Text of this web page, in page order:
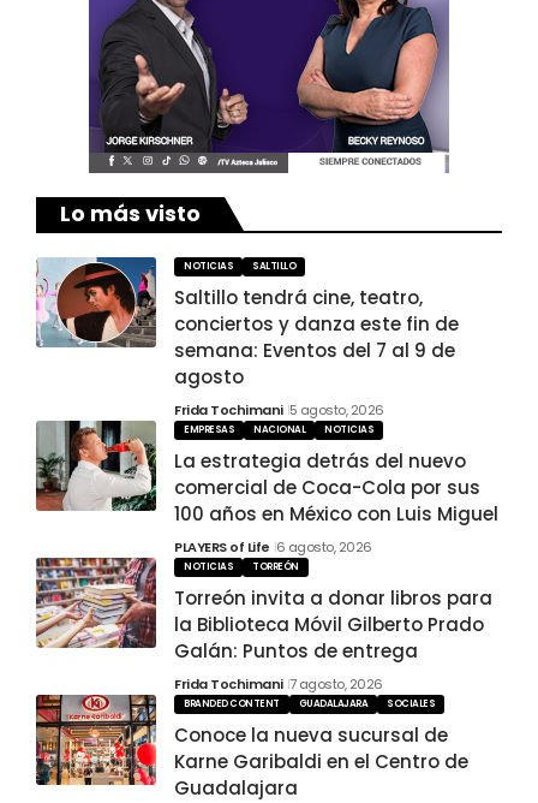
Lo más visto
NOTICIAS SALTILLO
Saltillo tendrá cine, teatro,
conciertos y danza este fin de
semana: Eventos del 7 al 9 de
agosto
Frida Tochimani 5 agosto, 2026
EMPRESAS NACIONAL NOTICIAS
La estrategia detrás del nuevo
comercial de Coca-Cola por sus
100 años en México con Luis Miguel
PLAYERS of Life 6 agosto, 2026
NOTICIAS TORREÓN
Torreón invita a donar libros para
la Biblioteca Móvil Gilberto Prado
Galán: Puntos de entrega
Frida Tochimani 7 agosto, 2026
BRANDED CONTENT GUADALAJARA SOCIALES
Conoce la nueva sucursal de
Karne Garibaldi en el Centro de
Guadalajara